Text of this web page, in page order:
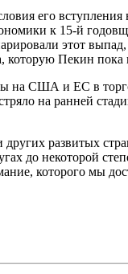
его
к 15-й
этот выпад,
которую Пекин пока
на США и ЕС в
на ранней
развитых
до некоторой
которого мы